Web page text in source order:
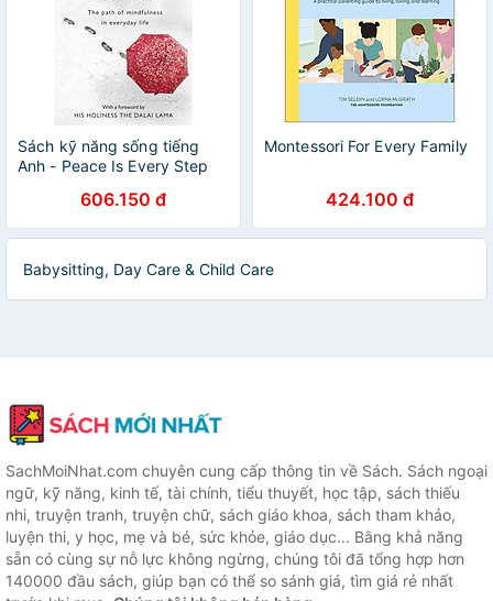
Sách kỹ năng sống tiếng
Anh - Peace Is Every Step
606.150 đ
Montessori For Every Family
424.100 đ
Babysitting, Day Care & Child Care
SachMoiNhat.com chuyên cung cấp thông tin về Sách. Sách ngoại
ngữ, kỹ năng, kinh tế, tài chính, tiểu thuyết, học tập, sách thiếu
nhi, truyện tranh, truyện chữ, sách giáo khoa, sách tham khảo,
luyện thi, y học, mẹ và bé, sức khỏe, giáo dục... Bằng khả năng
sẵn có cùng sự nỗ lực không ngừng, chúng tôi đã tổng hợp hơn
140000 đầu sách, giúp bạn có thể so sánh giá, tìm giá rẻ nhất